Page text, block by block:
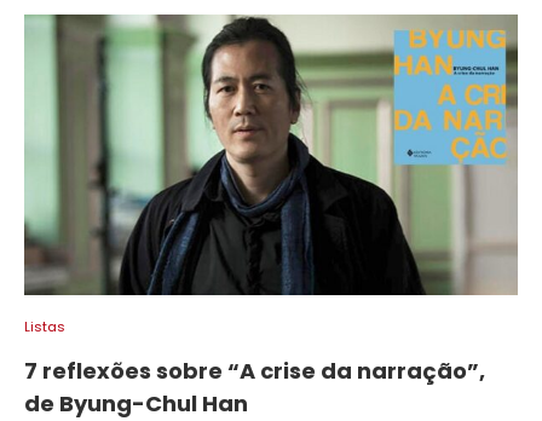
Listas
7 reflexões sobre “A crise da narração”,
de Byung-Chul Han